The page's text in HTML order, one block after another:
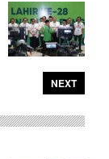
NEXT